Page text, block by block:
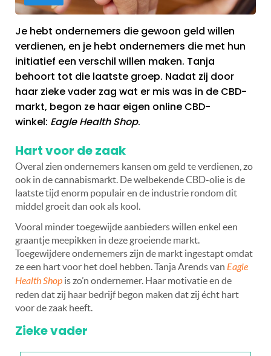
Je hebt ondernemers die gewoon geld willen
verdienen, en je hebt ondernemers die met hun
initiatief een verschil willen maken. Tanja
behoort tot die laatste groep. Nadat zij door
haar zieke vader zag wat er mis was in de CBD-
markt, begon ze haar eigen online CBD-
winkel: Eagle Health Shop.
Hart voor de zaak
Overal zien ondernemers kansen om geld te verdienen, zo
ook in de cannabismarkt. De welbekende CBD-olie is de
laatste tijd enorm populair en de industrie rondom dit
middel groeit dan ook als kool.
Vooral minder toegewijde aanbieders willen enkel een
graantje meepikken in deze groeiende markt.
Toegewijdere ondernemers zijn de markt ingestapt omdat
ze een hart voor het doel hebben. Tanja Arends van Eagle
Health Shop is zo’n ondernemer. Haar motivatie en de
reden dat zij haar bedrijf begon maken dat zij écht hart
voor de zaak heeft.
Zieke vader